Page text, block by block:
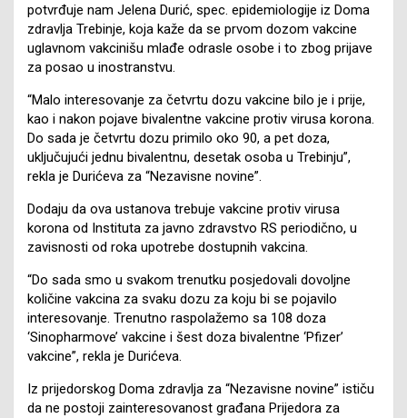
potvrđuje nam Jelena Durić, spec. epidemiologije iz Doma
zdravlja Trebinje, koja kaže da se prvom dozom vakcine
uglavnom vakcinišu mlađe odrasle osobe i to zbog prijave
za posao u inostranstvu.
“Malo interesovanje za četvrtu dozu vakcine bilo je i prije,
kao i nakon pojave bivalentne vakcine protiv virusa korona.
Do sada je četvrtu dozu primilo oko 90, a pet doza,
uključujući jednu bivalentnu, desetak osoba u Trebinju”,
rekla je Durićeva za “Nezavisne novine”.
Dodaju da ova ustanova trebuje vakcine protiv virusa
korona od Instituta za javno zdravstvo RS periodično, u
zavisnosti od roka upotrebe dostupnih vakcina.
“Do sada smo u svakom trenutku posjedovali dovoljne
količine vakcina za svaku dozu za koju bi se pojavilo
interesovanje. Trenutno raspolažemo sa 108 doza
‘Sinopharmove’ vakcine i šest doza bivalentne ‘Pfizer’
vakcine”, rekla je Durićeva.
Iz prijedorskog Doma zdravlja za “Nezavisne novine” ističu
da ne postoji zainteresovanost građana Prijedora za